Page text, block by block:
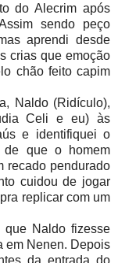
do Alecrim após
sendo peço
aprendi desde
crias que emoção
chão feito capim
Naldo (Ridículo),
Celi e eu) às
e identifiquei o
de que o homem
recado pendurado
cuidou de jogar
replicar com um
Naldo fizesse
em Nenen. Depois
da entrada do